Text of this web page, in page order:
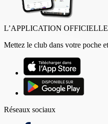
L’APPLICATION
Mettez le club dans votre poche
Réseaux sociaux